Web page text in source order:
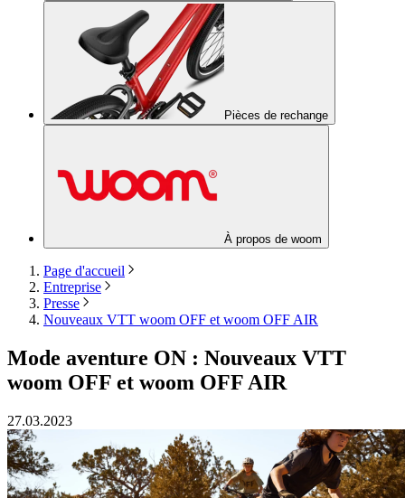
Pièces de rechange
À propos de woom
Page d'accueil
Entreprise
Presse
Nouveaux VTT woom OFF et woom OFF AIR
Mode aventure ON : Nouveaux VTT
woom OFF et woom OFF AIR
27.03.2023